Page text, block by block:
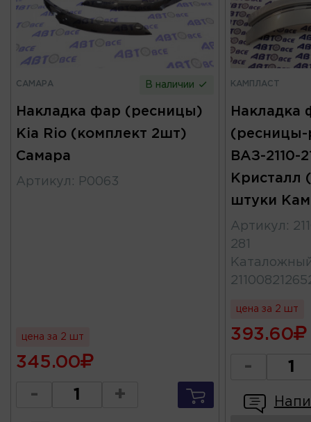
САМАРА В наличии
Накладка фар (ресницы)
Kia Rio (комплект 2шт)
Самара
Артикул : Р0063
цена за 2 шт
345.00
- +
КАМПЛАСТ
Накладка
(ресницы-
ВАЗ-2110-
Кристалл
штуки
Артикул :
281
цена за 2 шт
393.60
-